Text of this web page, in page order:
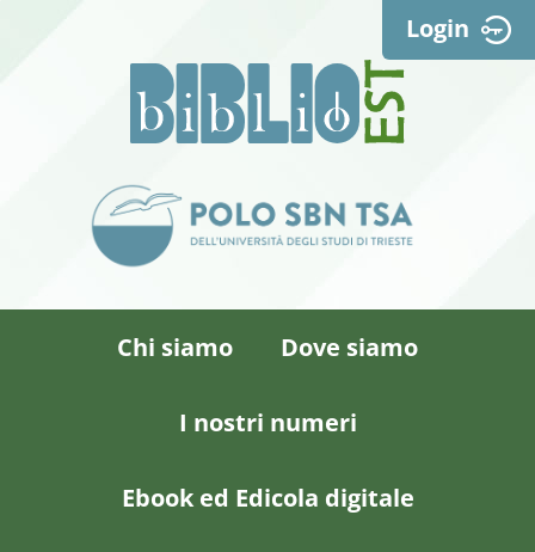
Login
Chi siamo Dove siamo
I nostri numeri
Ebook ed Edicola digitale